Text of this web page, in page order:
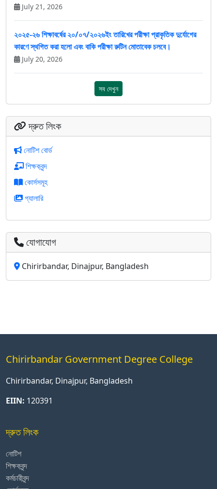
July 21, 2026
২০২৫-২৬ শিক্ষাবর্ষের ২০/০৭/২০২৬ইং তারিখের পরীক্ষা প্রাকৃতিক দুর্যোগের
কারণে স্থগিত করা হলো এবং বাকি পরীক্ষা রুটিন মোতাবেক চলবে।
July 20, 2026
সব দেখুন
দ্রুত লিংক
নোটিশ বোর্ড
শিক্ষকবৃন্দ
কোর্সসমূহ
গ্যালারি
যোগাযোগ
Chirirbandar, Dinajpur, Bangladesh
Chirirbandar Government Degree College
Chirirbandar, Dinajpur, Bangladesh
EIIN: 120391
দ্রুত লিংক
নোটিশ
শিক্ষকবৃন্দ
কর্মচারীবৃন্দ